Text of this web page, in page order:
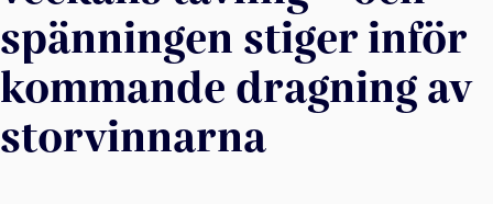
spänningen stiger inför
kommande dragning av
storvinnarna